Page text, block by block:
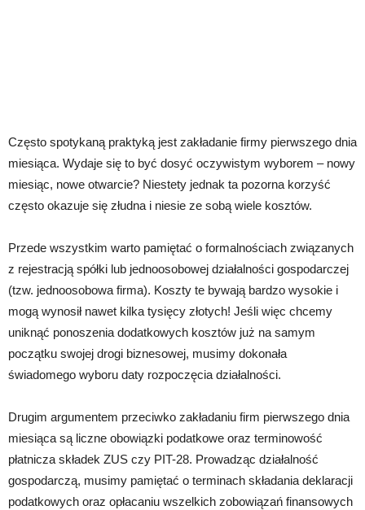
Często spotykaną praktyką jest zakładanie firmy pierwszego dnia
miesiąca. Wydaje się to być dosyć oczywistym wyborem – nowy
miesiąc, nowe otwarcie? Niestety jednak ta pozorna korzyść
często okazuje się złudna i niesie ze sobą wiele kosztów.
Przede wszystkim warto pamiętać o formalnościach związanych
z rejestracją spółki lub jednoosobowej działalności gospodarczej
(tzw. jednoosobowa firma). Koszty te bywają bardzo wysokie i
mogą wynosił nawet kilka tysięcy złotych! Jeśli więc chcemy
uniknąć ponoszenia dodatkowych kosztów już na samym
początku swojej drogi biznesowej, musimy dokonała
świadomego wyboru daty rozpoczęcia działalności.
Drugim argumentem przeciwko zakładaniu firm pierwszego dnia
miesiąca są liczne obowiązki podatkowe oraz terminowość
płatnicza składek ZUS czy PIT-28. Prowadząc działalność
gospodarczą, musimy pamiętać o terminach składania deklaracji
podatkowych oraz opłacaniu wszelkich zobowiązań finansowych